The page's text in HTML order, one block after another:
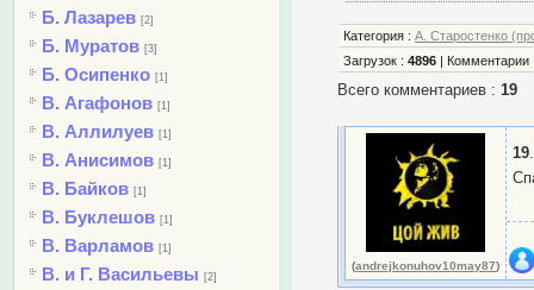
Б. Лазарев [2]
Б. Муратов [3]
Б. Осипенко [1]
В. Агафонов [1]
В. Аллилуев [1]
В. Анисимов [1]
В. Байков [1]
В. Буклешов [1]
В. Варламов [1]
В. и Г. Васильевы [2]
Категория :А. Старостенко
Загрузок :4896 Комментарии
Всего комментариев :19
(andrejkonuhov10may87)
19